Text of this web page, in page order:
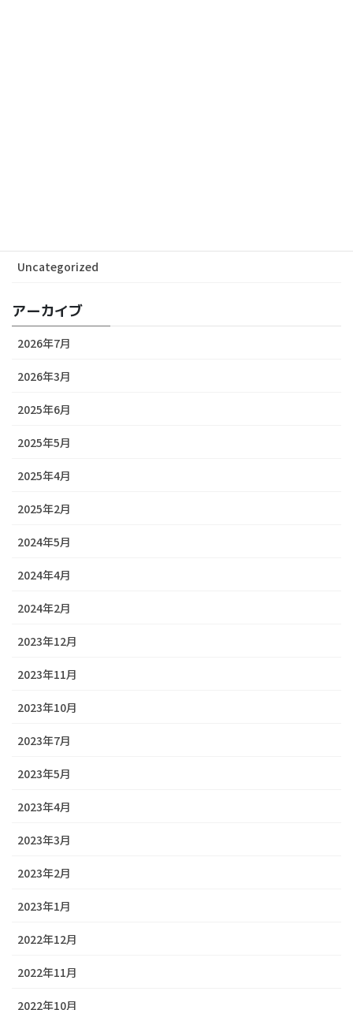
Uncategorized
アーカイブ
2026年7月
2026年3月
2025年6月
2025年5月
2025年4月
2025年2月
2024年5月
2024年4月
2024年2月
2023年12月
2023年11月
2023年10月
2023年7月
2023年5月
2023年4月
2023年3月
2023年2月
2023年1月
2022年12月
2022年11月
2022年10月